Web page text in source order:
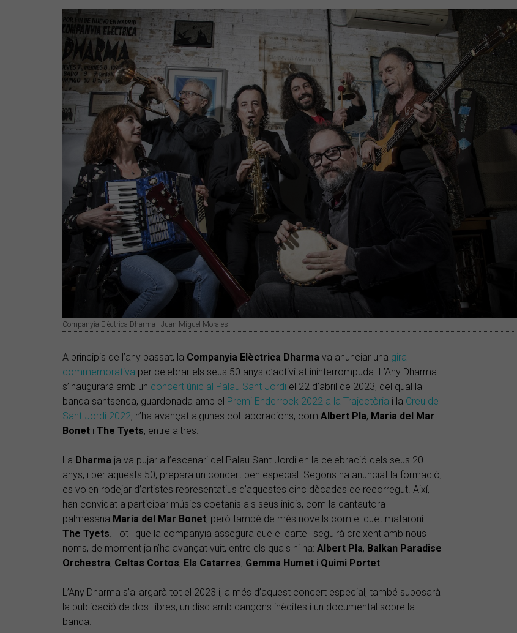
Companyia Elèctrica Dharma | Juan Miguel Morales
A principis de l’any passat, la Companyia Elèctrica Dharma va anunciar una gira
commemorativa per celebrar els seus 50 anys d’activitat ininterrompuda. L’Any Dharma
s’inaugurarà amb un concert únic al Palau Sant Jordi el 22 d’abril de 2023, del qual la
banda santsenca, guardonada amb el Premi Enderrock 2022 a la Trajectòria i la Creu de
Sant Jordi 2022, n’ha avançat algunes col·laboracions, com Albert Pla, Maria del Mar
Bonet i The Tyets, entre altres.
La Dharma ja va pujar a l’escenari del Palau Sant Jordi en la celebració dels seus 20
anys, i per aquests 50, prepara un concert ben especial. Segons ha anunciat la formació,
es volen rodejar d’artistes representatius d’aquestes cinc dècades de recorregut. Així,
han convidat a participar músics coetanis als seus inicis, com la cantautora
palmesana Maria del Mar Bonet, però també de més novells com el duet mataroní
The Tyets. Tot i que la companyia assegura que el cartell seguirà creixent amb nous
noms, de moment ja n’ha avançat vuit, entre els quals hi ha: Albert Pla, Balkan Paradise
Orchestra, Celtas Cortos, Els Catarres, Gemma Humet i Quimi Portet.
L’Any Dharma s’allargarà tot el 2023 i, a més d’aquest concert especial, també suposarà
la publicació de dos llibres, un disc amb cançons inèdites i un documental sobre la
banda.